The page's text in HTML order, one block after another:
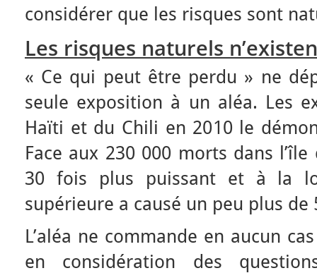
considérer que les risques sont
Les risques naturels
« Ce qui peut être perdu » ne
seule exposition à un aléa. Les
Haïti et du Chili en 2010 le
Face aux 230 000 morts dans
30 fois plus puissant et à la
supérieure a causé un peu plus
L’aléa ne commande en aucun
en considération des